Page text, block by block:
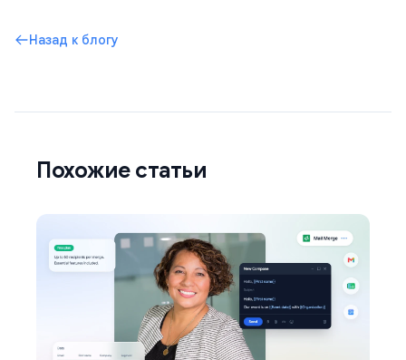
Назад к блогу
Похожие статьи